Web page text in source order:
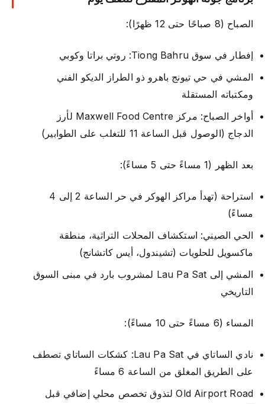
الصباح (8 صباحًا حتى 12 ظهرًا):
إفطار في سوق Tiong Bahru: روتي براتا وكوبي
المشي في حي تيونج باهرو ذو الطراز الديكو الفني
ومكتباته المستقلة
أواخر الصباح: مركز Maxwell Food Centre لأرز
الدجاج (الوصول قبل الساعة 11 للتغلب على الطوابير)
بعد الظهر (1 مساءً حتى 5 مساءً):
استراحة (تهدأ مراكز الهوكر في حر الساعة 2 إلى 4
مساءً)
الحي الصيني: استكشاف المحلات التراثية، منطقة
ماكسويل للحلويات (تشيندول، أيس كاتشانج)
المشي إلى Lau Pa Sat لمشروب بارد في مبنى السوق
التاريخي
المساء (6 مساءً حتى 10 مساءً):
نادي الساتاي في Lau Pa Sat: كشكات الساتاي تصطف
على الطريق المغلق من الساعة 6 مساءً
Old Airport Road لتذوق تخصص محلي إضافي قبل